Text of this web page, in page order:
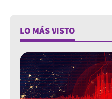
LO MÁS VISTO